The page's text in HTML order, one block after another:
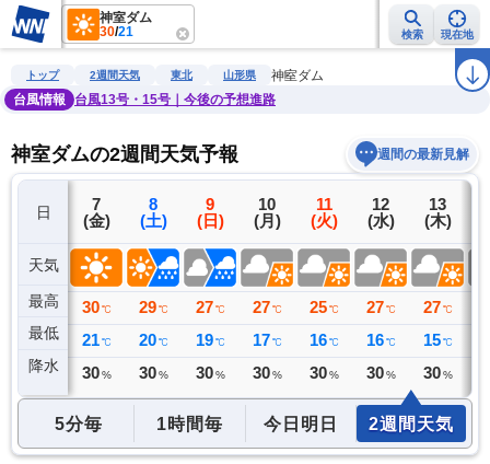
神室ダム
30/21 検索 現在地
雨雲レーダー 台風情報 地震情報 警報・注意報 ラ
トップ 2週間天気 東北 山形県
神室ダム
台風情報
台風13号・15号｜今後の予想進路
神室ダムの2週間天気予報 週間の最新見解
日
天気
最高
最低
降水
6
(木)
30 ℃
16 ℃
0 ミリ
7
(金)
30 ℃
21 ℃
30 %
8
(土)
29 ℃
20 ℃
30 %
9
(日)
27 ℃
19 ℃
30 %
10
(月)
27 ℃
17 ℃
30 %
11
(火)
25 ℃
16 ℃
30 %
12
(水)
27 ℃
16 ℃
30 %
13
(木)
27 ℃
15 ℃
30 %
5分毎 1時間毎 今日明日 2週間天気